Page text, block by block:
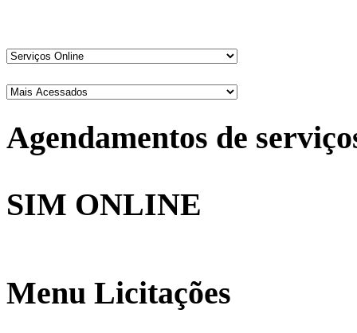
Agendamentos de
SIM ONLINE
Menu Licitações